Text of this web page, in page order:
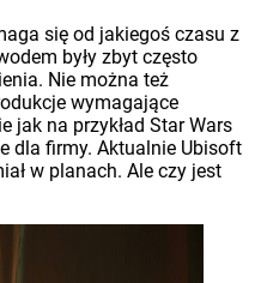
się od jakiegoś czasu z
były zbyt często
Nie można też
wymagające
jak na przykład Star Wars
dla firmy. Aktualnie Ubisoft
w planach. Ale czy jest